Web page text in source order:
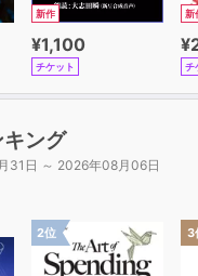
新作
¥1,100
チケット
新
チ
ング
31日 ～ 2026年08月06日
2位 3